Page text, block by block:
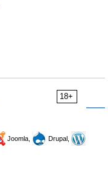
18+
Joomla,
Drupal,